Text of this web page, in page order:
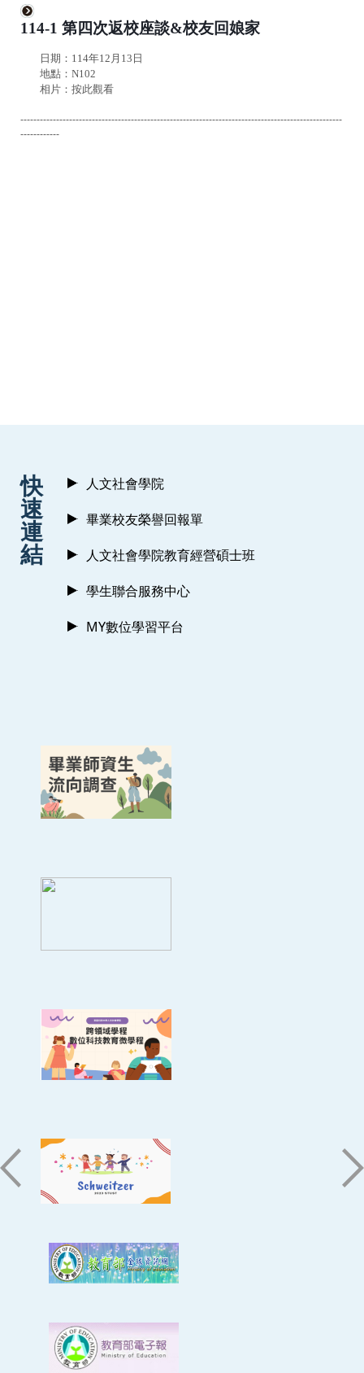
114-1 第四次返校座談&校友回娘家
日期：114年12月13日
地點：N102
相片： 按此觀看
---------------------------------------------------------------------------------------------------
------------
快
速
連
結
人文社會學院
畢業校友榮譽回報單
人文社會學院教育經營碩士班
學生聯合服務中心
MY數位學習平台